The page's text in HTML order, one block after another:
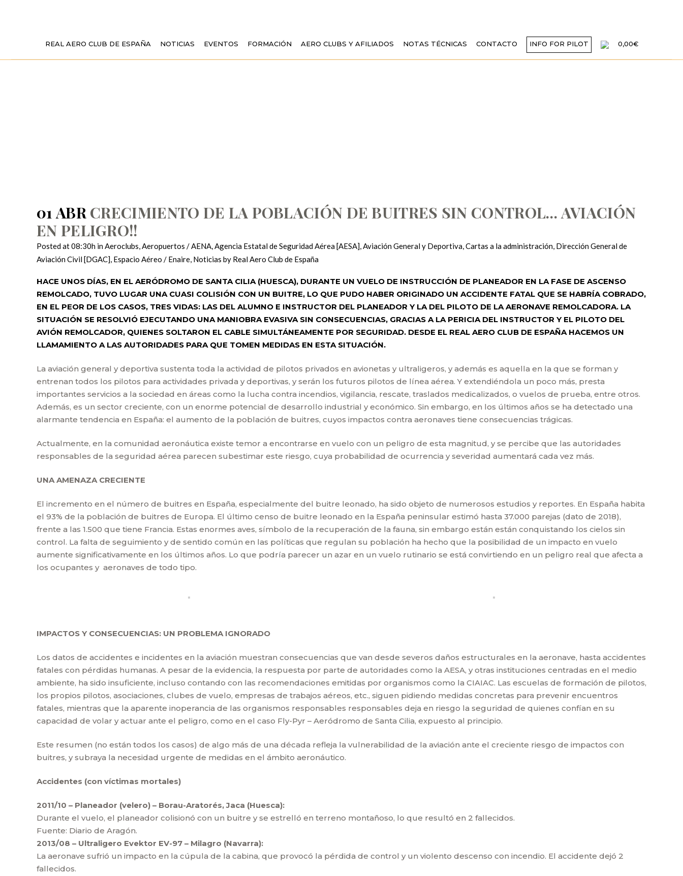
REAL AERO CLUB DE ESPAÑA NOTICIAS EVENTOS FORMACIÓN AERO CLUBS Y AFILIADOS NOTAS TÉCNICAS CONTACTO INFO FOR PILOT 0,00€
01 ABRCRECIMIENTO DE LA POBLACIÓN DE BUITRES SIN CONTROL… AVIACIÓN
EN PELIGRO!!
Posted at 08:30h inAeroclubs,Aeropuertos / AENA,Agencia Estatal de Seguridad Aérea [AESA],Aviación General y Deportiva,Cartas a la administración, Dirección General de
Aviación Civil [DGAC], Espacio Aéreo / Enaire, Noticias by Real Aero Club de España
HACE UNOS DÍAS, EN EL AERÓDROMO DE SANTA CILIA (HUESCA), DURANTE UN VUELO DE INSTRUCCIÓN DE PLANEADOR EN LA FASE DE ASCENSO
REMOLCADO, TUVO LUGAR UNA CUASI COLISIÓN CON UN BUITRE, LO QUE PUDO HABER ORIGINADO UN ACCIDENTE FATAL QUE SE HABRÍA COBRADO,
EN EL PEOR DE LOS CASOS, TRES VIDAS: LAS DEL ALUMNO E INSTRUCTOR DEL PLANEADOR Y LA DEL PILOTO DE LA AERONAVE REMOLCADORA. LA
SITUACIÓN SE RESOLVIÓ EJECUTANDO UNA MANIOBRA EVASIVA SIN CONSECUENCIAS, GRACIAS A LA PERICIA DEL INSTRUCTOR Y EL PILOTO DEL
AVIÓN REMOLCADOR, QUIENES SOLTARON EL CABLE SIMULTÁNEAMENTE POR SEGURIDAD. DESDE EL REAL AERO CLUB DE ESPAÑA HACEMOS UN
LLAMAMIENTO A LAS AUTORIDADES PARA QUE TOMEN MEDIDAS EN ESTA SITUACIÓN.
La aviación general y deportiva sustenta toda la actividad de pilotos privados en avionetas y ultraligeros, y además es aquella en la que se forman y
entrenan todos los pilotos para actividades privada y deportivas, y serán los futuros pilotos de línea aérea. Y extendiéndola un poco más, presta
importantes servicios a la sociedad en áreas como la lucha contra incendios, vigilancia, rescate, traslados medicalizados, o vuelos de prueba, entre otros.
Además, es un sector creciente, con un enorme potencial de desarrollo industrial y económico. Sin embargo, en los últimos años se ha detectado una
alarmante tendencia en España: el aumento de la población de buitres, cuyos impactos contra aeronaves tiene consecuencias trágicas.
Actualmente, en la comunidad aeronáutica existe temor a encontrarse en vuelo con un peligro de esta magnitud, y se percibe que las autoridades
responsables de la seguridad aérea parecen subestimar este riesgo, cuya probabilidad de ocurrencia y severidad aumentará cada vez más.
UNA AMENAZA CRECIENTE
El incremento en el número de buitres en España, especialmente del buitre leonado, ha sido objeto de numerosos estudios y reportes. En España habita
el 93% de la población de buitres de Europa. El último censo de buitre leonado en la España peninsular estimó hasta 37.000 parejas (dato de 2018),
frente a las 1.500 que tiene Francia. Estas enormes aves, símbolo de la recuperación de la fauna, sin embargo están están conquistando los cielos sin
control. La falta de seguimiento y de sentido común en las políticas que regulan su población ha hecho que la posibilidad de un impacto en vuelo
aumente significativamente en los últimos años. Lo que podría parecer un azar en un vuelo rutinario se está convirtiendo en un peligro real que afecta a
los ocupantes y aeronaves de todo tipo.
IMPACTOS Y CONSECUENCIAS: UN PROBLEMA IGNORADO
Los datos de accidentes e incidentes en la aviación muestran consecuencias que van desde severos daños estructurales en la aeronave, hasta accidentes
fatales con pérdidas humanas. A pesar de la evidencia, la respuesta por parte de autoridades como la AESA, y otras instituciones centradas en el medio
ambiente, ha sido insuficiente, incluso contando con las recomendaciones emitidas por organismos como la CIAIAC. Las escuelas de formación de pilotos,
los propios pilotos, asociaciones, clubes de vuelo, empresas de trabajos aéreos, etc., siguen pidiendo medidas concretas para prevenir encuentros
fatales, mientras que la aparente inoperancia de las organismos responsables responsables deja en riesgo la seguridad de quienes confían en su
capacidad de volar y actuar ante el peligro, como en el caso Fly-Pyr – Aeródromo de Santa Cilia, expuesto al principio.
Este resumen (no están todos los casos) de algo más de una década refleja la vulnerabilidad de la aviación ante el creciente riesgo de impactos con
buitres, y subraya la necesidad urgente de medidas en el ámbito aeronáutico.
Accidentes (con víctimas mortales)
2011/10 – Planeador (velero) – Borau-Aratorés, Jaca (Huesca):
Durante el vuelo, el planeador colisionó con un buitre y se estrelló en terreno montañoso, lo que resultó en 2 fallecidos.
Fuente: Diario de Aragón.
2013/08 – Ultraligero Evektor EV-97 – Milagro (Navarra):
La aeronave sufrió un impacto en la cúpula de la cabina, que provocó la pérdida de control y un violento descenso con incendio. El accidente dejó 2
fallecidos.